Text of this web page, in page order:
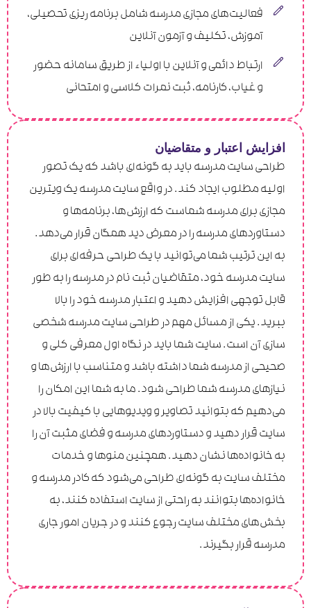
فعالیت‌های مجازی مدرسه شامل برنامه ریزی تحصیلی،
آموزش، تکلیف و آزمون آنلاین
ارتباط دائمی و آنلاین با اولیاء از طریق سامانه حضور
و ‌غیاب، کارنامه، ثبت نمرات کلاسی و امتحانی
افزایش اعتبار و متقاضیان
طراحی سایت مدرسه باید به گونه‌ای باشد که یک تصور
اولیه مطلوب ایجاد کند. در ‌واقع سایت مدرسه یک ویترین
مجازی برای مدرسه شماست که ارزش‌ها، برنامه‌ها و
دستاورد‌های مدرسه را در معرض دید همگان قرار می‌دهد.
به این ترتیب شما می‌توانید با یک طراحی حرفه‌ای برای
سایت مدرسه خود، متقاضیان ثبت ‌نام در مدرسه را به طور
قابل توجهی افزایش دهید و اعتبار مدرسه خود را بالا
ببرید. یکی از مسائل مهم در طراحی سایت مدرسه شخصی
سازی آن است. سایت شما باید در نگاه اول معرفی کلی و
صحیحی از مدرسه شما داشته باشد و متناسب با ارزش‌ها و
نیازهای مدرسه شما طراحی شود. ما به شما این امکان را
می‌دهیم که بتوانید تصاویر و ویدیو‌هایی با کیفیت بالا در
سایت قرار دهید و دستاورد‌های مدرسه و فضای مثبت آن را
به خانواده‌ها نشان دهید. همچنین منو‌ها و خدمات
مختلف سایت به گونه‌ای طراحی می‌شود که کادر مدرسه و
خانواده‌ها بتوانند به راحتی از سایت استفاده کنند، به
بخش‌های مختلف سایت رجوع کنند و در جریان امور جاری
مدرسه قرار بگیرند.